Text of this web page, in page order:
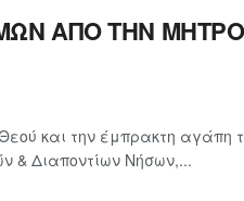
ΑΠΟ ΤΗΝ
και την έμπρακτη αγάπη
& Διαποντίων Νήσων,...